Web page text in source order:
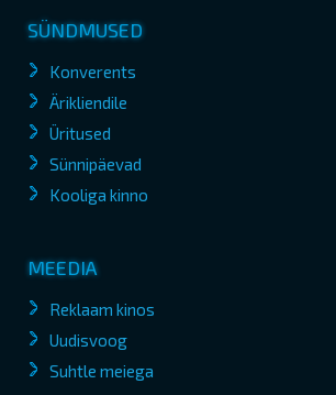
SÜNDMUSED
Konverents
Ärikliendile
Üritused
Sünnipäevad
Kooliga kinno
MEEDIA
Reklaam kinos
Uudisvoog
Suhtle meiega